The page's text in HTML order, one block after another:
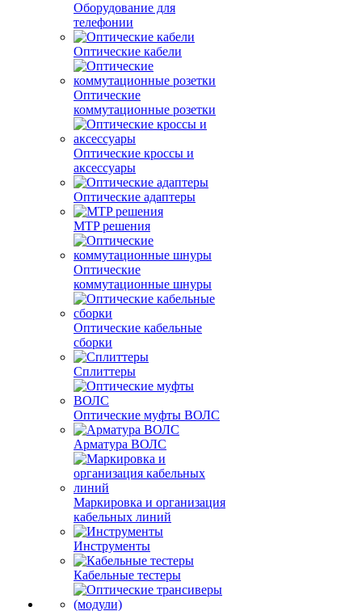
Оборудование для
телефонии
Оптические кабели
Оптические
коммутационные розетки
Оптические кроссы и
аксессуары
Оптические адаптеры
MTP решения
Оптические
коммутационные шнуры
Оптические кабельные
сборки
Сплиттеры
Оптические муфты ВОЛС
Арматура ВОЛС
Маркировка и организация
кабельных линий
Инструменты
Кабельные тестеры